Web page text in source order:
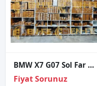
BMW X7 G07 Sol Far Led Modülü – 63119466175
Fiyat Sorunuz